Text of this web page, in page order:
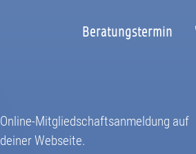
Online-Mitgliedschaftsanmeldung auf
deiner Webseite.
Beratungstermin